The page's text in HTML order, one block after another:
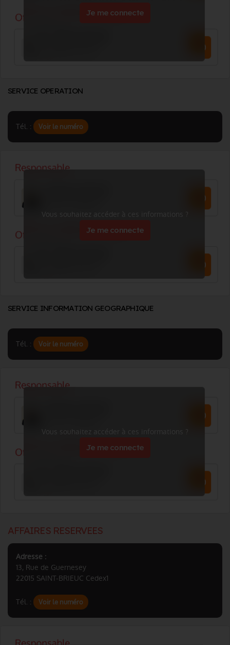
Je me connecte
SERVICE OPERATION
Tél. : Voir le numéro
Vous souhaitez accéder à ces informations ?
Je me connecte
SERVICE INFORMATION GEOGRAPHIQUE
Tél. : Voir le numéro
Vous souhaitez accéder à ces informations ?
Je me connecte
AFFAIRES RESERVEES
Adresse :
13, Rue de Guernesey
22015 SAINT-BRIEUC Cedex1
Tél. : Voir le numéro